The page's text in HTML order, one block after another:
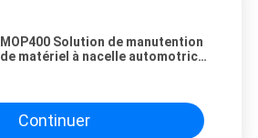
MOP400 Solution de manutention
de matériel à nacelle automotrice
Continuer